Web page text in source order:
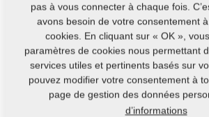
4006838
pas à vous connecter à chaque fois.
avons besoin de votre consentement à
cookies. En cliquant sur « OK »,
paramètres de cookies nous permettant
services utiles et pertinents basés sur
pouvez modifier votre consentement à
page de gestion des données
d’informations